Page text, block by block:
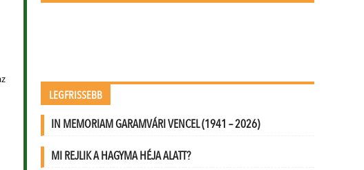
LEGFRISSEBB
IN MEMORIAM GARAMVÁRI VENCEL (1941 – 2026)
MI REJLIK A HAGYMA HÉJA ALATT?